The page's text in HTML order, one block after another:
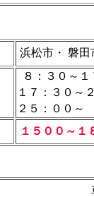
浜松市・ 磐田
８：３０～
１７：３０
２５：００
１５００～１